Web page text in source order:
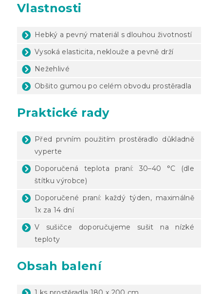
Vlastnosti
Hebký a pevný materiál s dlouhou životností
Vysoká elasticita, neklouže a pevně drží
Nežehlivé
Obšito gumou po celém obvodu prostěradla
Praktické rady
Před prvním použitím prostěradlo důkladně
vyperte
Doporučená teplota praní: 30–40 °C (dle
štítku výrobce)
Doporučené praní: každý týden, maximálně
1x za 14 dní
V sušičce doporučujeme sušit na nízké
teploty
Obsah balení